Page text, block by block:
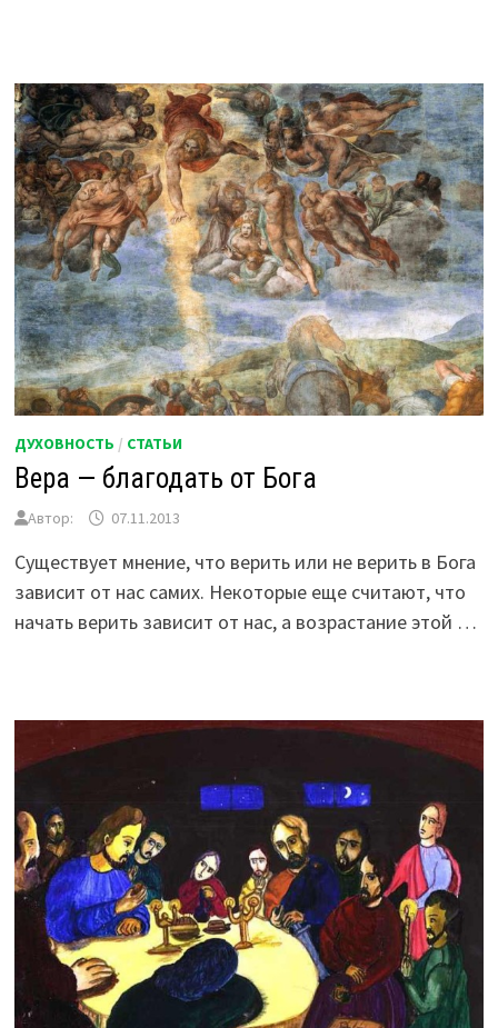
ДУХОВНОСТЬ / СТАТЬИ
Вера — благодать от Бога
Автор: 07.11.2013
Существует мнение, что верить или не верить в Бога
зависит от нас самих. Некоторые еще считают, что
начать верить зависит от нас, а возрастание этой …